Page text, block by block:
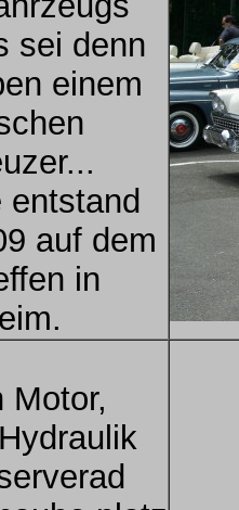
sei denn
einem
entstand
auf dem
in
Motor,